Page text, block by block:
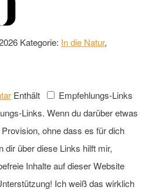
Kategorie: In die Natur,
Enthält
Empfehlungs-Links
Links. Wenn du darüber etwas
ohne dass es für dich
dir über diese Links hilft mir,
Inhalte auf dieser Website
Ich weiß das wirklich